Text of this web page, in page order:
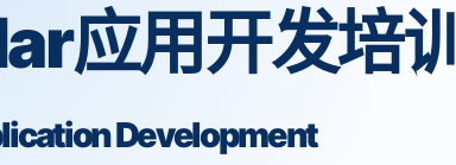
应用开发培训
Development